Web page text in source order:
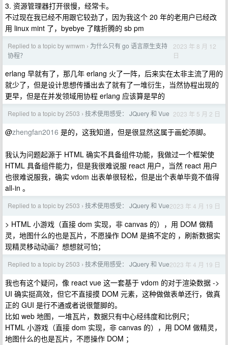
3. 资源管理器打开很慢，经常卡。
不过现在我已经不用跟它较劲了，因为我这个 20 年的老用户已经改
用 linux mint 了，byebye 了瞎折腾的 sb pm
Replied to a topic by wmwm › 为什么只有 go 语言原生支持
协程？
2023 年 8 月 12
日
erlang 早就有了，那几年 erlang 火了一阵，后来实在太非主流了用的
就少了，但是设计思想传播出去了就有了一堆衍生，当然协程出现的
更早，但是在并发领域用协程 erlang 应该算是早的
Replied to a topic by 2503 › 技术使用感受： JQuery 和 Vue 2023 年 5 月 2 日
@zhengfan2016 是的，这我知道，但是很显然这属于画蛇添脚。
我认为问题起源于 HTML 确实不具备组件功能，我做过一个框架使
HTML 具备组件能力，但是我很难说服 react 用户，当然 react 用户
也很难说服我，确实 vdom 出表单很轻松，但是出个表单毕竟不值得
all-in 。
Replied to a topic by 2503 › 技术使用感受： JQuery 和 Vue2023 年 4 月 19 日
> HTML 小游戏（直接 dom 实现，非 canvas 的），用 DOM 做精
灵，地图什么的也是瓦片，不愿操作 DOM 是搞不定的 ，刷新数据实
现精灵移动动画？想想就可怕；
Replied to a topic by 2503 › 技术使用感受： JQuery 和 Vue2023 年 4 月 19 日
我也有这个疑问，像 react vue 这一套基于 vdom 的对于渲染数据 ->
UI 确实挺高效，但它不直接摸 DOM 元素，这种做做表单还行，做真
正的 GUI 是行不通或者说很蹩脚的。
比如 web 地图，一堆瓦片，数据只有中心经纬度和比例尺；
HTML 小游戏（直接 dom 实现，非 canvas 的），用 DOM 做精灵，
地图什么的也是瓦片，不愿操作 DOM ；